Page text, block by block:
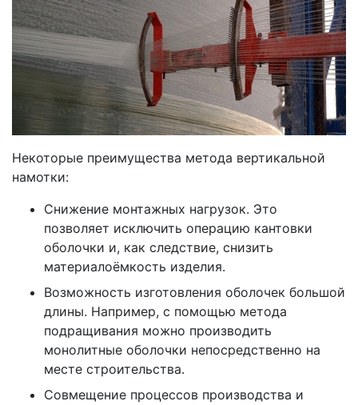
Некоторые преимущества метода вертикальной
намотки:
Снижение монтажных нагрузок. Это
позволяет исключить операцию кантовки
оболочки и, как следствие, снизить
материалоёмкость изделия.
Возможность изготовления оболочек большой
длины. Например, с помощью метода
подращивания можно производить
монолитные оболочки непосредственно на
месте строительства.
Совмещение процессов производства и